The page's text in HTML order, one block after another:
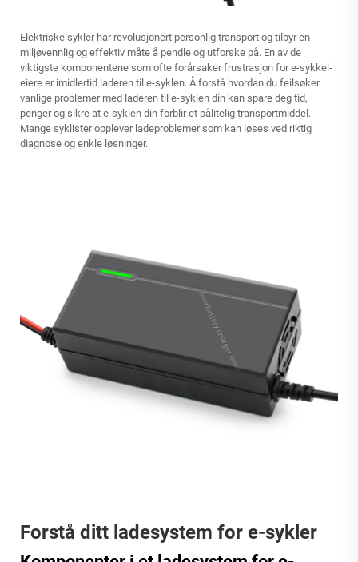
Elektriske sykler har revolusjonert personlig transport og tilbyr en
miljøvennlig og effektiv måte å pendle og utforske på. En av de
viktigste komponentene som ofte forårsaker frustrasjon for e-sykkel-
eiere er imidlertid laderen til e-syklen. Å forstå hvordan du feilsøker
vanlige problemer med laderen til e-syklen din kan spare deg tid,
penger og sikre at e-syklen din forblir et pålitelig transportmiddel.
Mange syklister opplever ladeproblemer som kan løses ved riktig
diagnose og enkle løsninger.
Forstå ditt ladesystem for e-sykler